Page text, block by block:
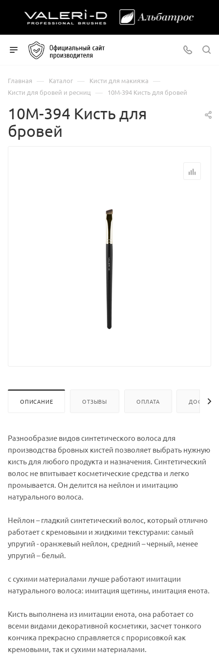
Главная — Каталог — Кисти для макияжа —
Кисти для бровей и ресниц — 10М-394 Кисть для бровей
10М-394 Кисть для
бровей
ОПИСАНИЕ ОТЗЫВЫ ОПЛАТА
Разнообразие видов синтетического волоса для
производства бровных кистей позволяет выбрать нужную
кисть для любого продукта и назначения. Синтетический
волос не впитывает косметические средства и легко
промывается. Он делится на нейлон и имитацию
натурального волоса.
Нейлон – гладкий синтетический волос, который отлично
работает с кремовыми и жидкими текстурами: самый
упругий - оранжевый нейлон, средний – черный, менее
упругий – белый.
с сухими материалами лучше работают имитации
натурального волоса: имитация щетины, имитация енота.
Кисть выполнена из имитации енота, она работает со
всеми видами декоративной косметики, засчет тонкого
кончика прекрасно справляется с прорисовкой как
кремовыми, так и сухими материалами.